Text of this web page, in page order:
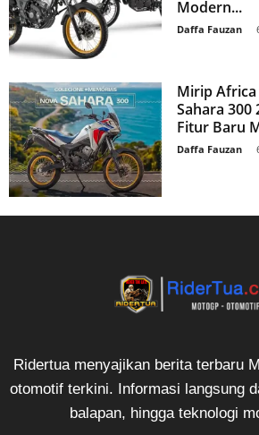
Modern...
Daffa Fauzan
Mirip Africa
Sahara 300
Fitur Baru
Daffa Fauzan
Ridertua menyajikan berita terbaru
otomotif terkini. Informasi langsung
balapan, hingga teknologi